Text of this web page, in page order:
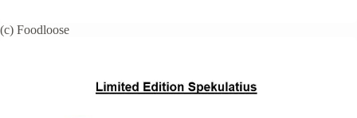
(c) Foodloose